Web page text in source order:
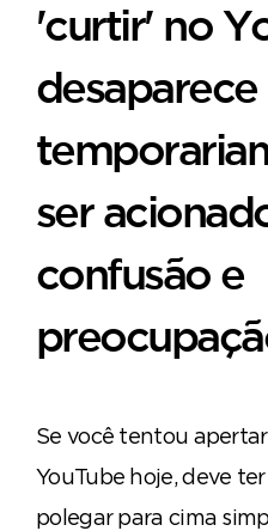
'curtir' no
desaparece
ser
confusão e
Se você tentou
YouTube hoje, deve
polegar para cima